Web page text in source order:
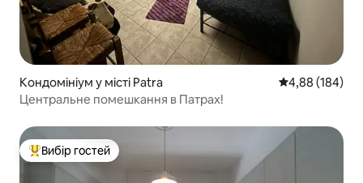
Кондомініум у місті Patra Середня
4,88 (184)
Центральне помешкання в Патрах!
Топ вибір гостей
Вибір гостей